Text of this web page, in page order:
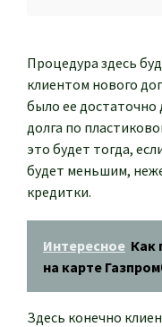
Процедура здесь
клиентом нового
было ее достаточно
долга по
это будет тогда,
будет меньшим,
кредитки.
Интересное Как
на карте
Здесь конечно